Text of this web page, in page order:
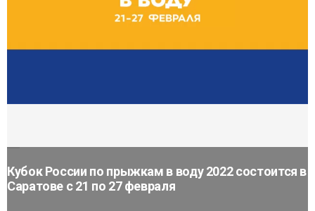
Кубок России по прыжкам в воду 2022 состоится в
Саратове с 21 по 27 февраля